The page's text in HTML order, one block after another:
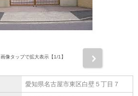
画像タップで拡大表示【1/1】
愛知県名古屋市東区白壁５丁目７